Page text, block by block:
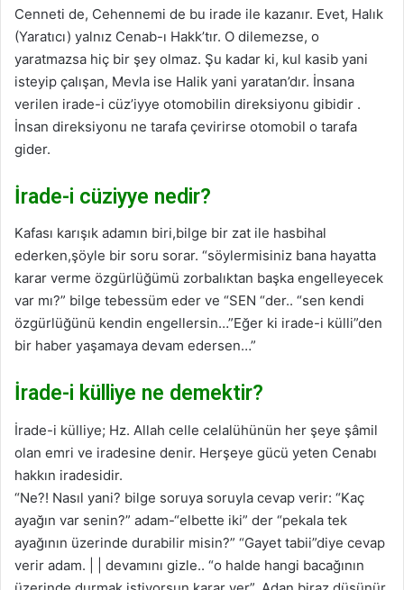
Cenneti de, Cehennemi de bu irade ile kazanır. Evet, Halık
(Yaratıcı) yalnız Cenab-ı Hakk’tır. O dilemezse, o
yaratmazsa hiç bir şey olmaz. Şu kadar ki, kul kasib yani
isteyip çalışan, Mevla ise Halik yani yaratan’dır. İnsana
verilen irade-i cüz’iyye otomobilin direksiyonu gibidir .
İnsan direksiyonu ne tarafa çevirirse otomobil o tarafa
gider.
İrade-i cüziyye nedir?
Kafası karışık adamın biri,bilge bir zat ile hasbihal
ederken,şöyle bir soru sorar. “söylermisiniz bana hayatta
karar verme özgürlüğümü zorbalıktan başka engelleyecek
var mı?” bilge tebessüm eder ve “SEN “der.. “sen kendi
özgürlüğünü kendin engellersin…”Eğer ki irade-i külli”den
bir haber yaşamaya devam edersen…”
İrade-i külliye ne demektir?
İrade-i külliye; Hz. Allah celle celalühünün her şeye şâmil
olan emri ve iradesine denir. Herşeye gücü yeten Cenabı
hakkın iradesidir.
“Ne?! Nasıl yani? bilge soruya soruyla cevap verir: “Kaç
ayağın var senin?” adam-“elbette iki” der “pekala tek
ayağının üzerinde durabilir misin?” “Gayet tabii”diye cevap
verir adam. | | devamını gizle.. “o halde hangi bacağının